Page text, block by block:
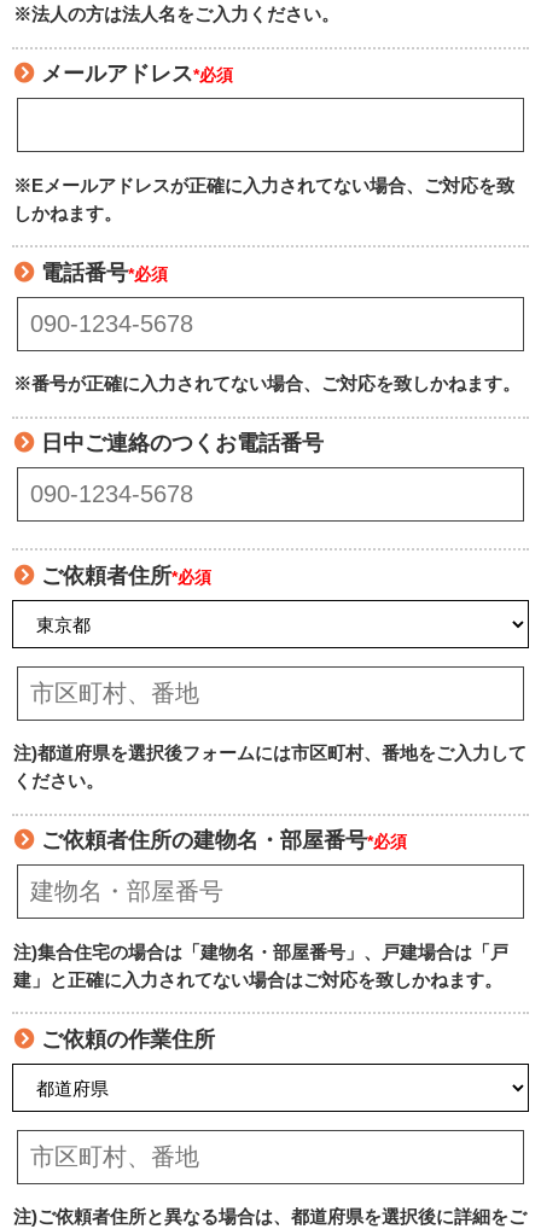
※法人の方は法人名をご入力ください。
メールアドレス*必須
※Eメールアドレスが正確に入力されてない場合、ご対応を致
しかねます。
電話番号*必須
※番号が正確に入力されてない場合、ご対応を致しかねます。
日中ご連絡のつくお電話番号
ご依頼者住所*必須
注)都道府県を選択後フォームには市区町村、番地をご入力して
ください。
ご依頼者住所の建物名・部屋番号*必須
注)集合住宅の場合は「建物名・部屋番号」、戸建場合は「戸
建」と正確に入力されてない場合はご対応を致しかねます。
ご依頼の作業住所
注)ご依頼者住所と異なる場合は、都道府県を選択後に詳細をご